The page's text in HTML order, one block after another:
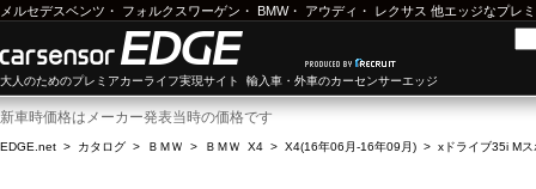
メルセデスベンツ ・ フォルクスワーゲン ・ BMW・ アウディ ・ レクサス 他エッジなプレ
大人のためのプレミアカーライフ実現サイト 輸入車・外車のカーセンサーエッジ
新車時価格はメーカー発表当時の価格です
EDGE.net > カタログ > ＢＭＷ > ＢＭＷ X4 > X4(16年06月-16年09月) > xドライブ35i M